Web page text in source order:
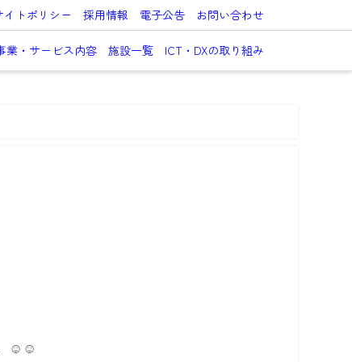
イトポリシー 採用情報 電子公告 お問い合わせ
業・サービス内容 施設一覧 ICT・DXの取り組み
☺️☺️